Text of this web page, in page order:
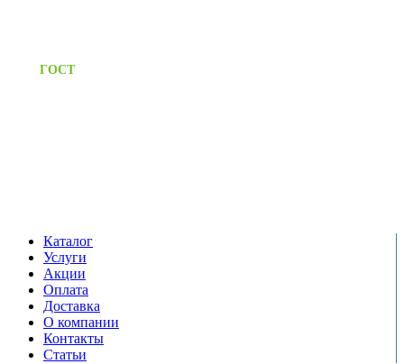
ГОСТПредоставляем паспорт
Каталог
Услуги
Акции
Оплата
Доставка
О компании
Контакты
Статьи